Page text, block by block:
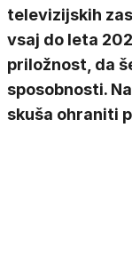
televizijskih
vsaj do leta
priložnost, da
sposobnosti.
skuša ohraniti